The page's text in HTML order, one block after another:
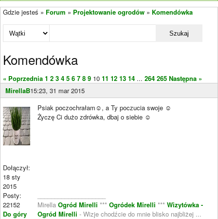
Gdzie jesteś » Forum » Projektowanie ogrodów » Komendówka
Szukaj
Komendówka
« Poprzednia 1 2 3 4 5 6 7 8 9 10 11 12 13 14 ... 264 265 Następna »
MirellaB15:23, 31 mar 2015
Dołączył:
18 sty
2015
Posty:
22152
Do góry
Psiak poczochrałam☺, a Ty poczucia swoje ☺
Życzę Ci dużo zdrówka, dbaj o siebie ☺
Mirella Ogród Mirelli *** Ogródek Mirelli *** Wizytówka -
Ogród Mirelli - Wizje chodźcie do mnie blisko najbliżej ...